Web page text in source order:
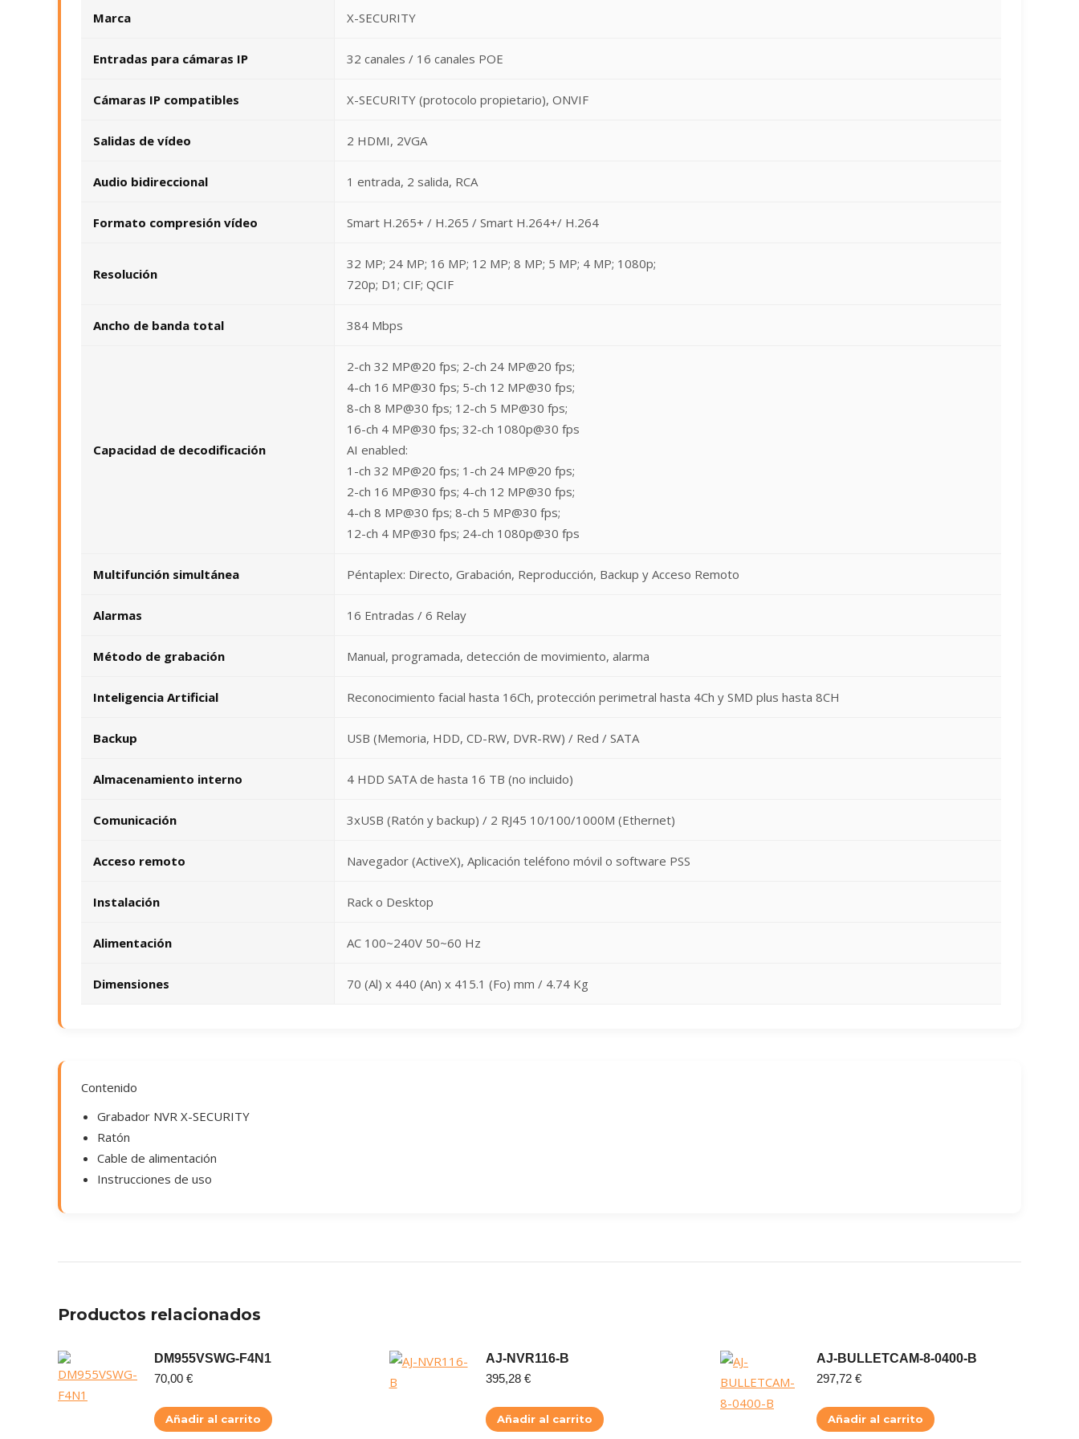
Marca X-SECURITY
Entradas para cámaras IP 32 canales / 16 canales POE
Cámaras IP compatibles X-SECURITY (protocolo propietario), ONVIF
Salidas de vídeo 2 HDMI, 2VGA
Audio bidireccional 1 entrada, 2 salida, RCA
Formato compresión vídeo Smart H.265+ / H.265 / Smart H.264+/ H.264
Resolución
32 MP; 24 MP; 16 MP; 12 MP; 8 MP; 5 MP; 4 MP; 1080p;
720p; D1; CIF; QCIF
Ancho de banda total 384 Mbps
Capacidad de decodificación
2-ch 32 MP@20 fps; 2-ch 24 MP@20 fps;
4-ch 16 MP@30 fps; 5-ch 12 MP@30 fps;
8-ch 8 MP@30 fps; 12-ch 5 MP@30 fps;
16-ch 4 MP@30 fps; 32-ch 1080p@30 fps
AI enabled:
1-ch 32 MP@20 fps; 1-ch 24 MP@20 fps;
2-ch 16 MP@30 fps; 4-ch 12 MP@30 fps;
4-ch 8 MP@30 fps; 8-ch 5 MP@30 fps;
12-ch 4 MP@30 fps; 24-ch 1080p@30 fps
Multifunción simultánea Péntaplex: Directo, Grabación, Reproducción, Backup y Acceso Remoto
Alarmas 16 Entradas / 6 Relay
Método de grabación Manual, programada, detección de movimiento, alarma
Inteligencia Artificial Reconocimiento facial hasta 16Ch, protección perimetral hasta 4Ch y SMD plus hasta 8CH
Backup USB (Memoria, HDD, CD-RW, DVR-RW) / Red / SATA
Almacenamiento interno 4 HDD SATA de hasta 16 TB (no incluido)
Comunicación 3xUSB (Ratón y backup) / 2 RJ45 10/100/1000M (Ethernet)
Acceso remoto Navegador (ActiveX), Aplicación teléfono móvil o software PSS
Instalación Rack o Desktop
Alimentación AC 100~240V 50~60 Hz
Dimensiones 70 (Al) x 440 (An) x 415.1 (Fo) mm / 4.74 Kg
Contenido
Grabador NVR X-SECURITY
Ratón
Cable de alimentación
Instrucciones de uso
Productos relacionados
DM955VSWG-F4N1
70,00 €
Añadir al carrito
AJ-NVR116-B
395,28 €
Añadir al carrito
AJ-BULLETCAM-8-0400-B
297,72 €
Añadir al carrito